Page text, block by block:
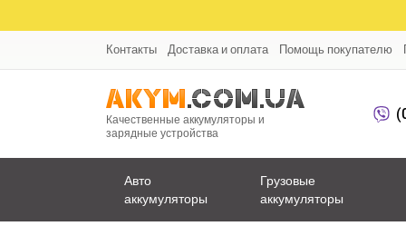
Контакты Доставка и оплата Помощь покупателю
Качественные аккумуляторы и
зарядные устройства
Авто
аккумуляторы
Грузовые
аккумуляторы